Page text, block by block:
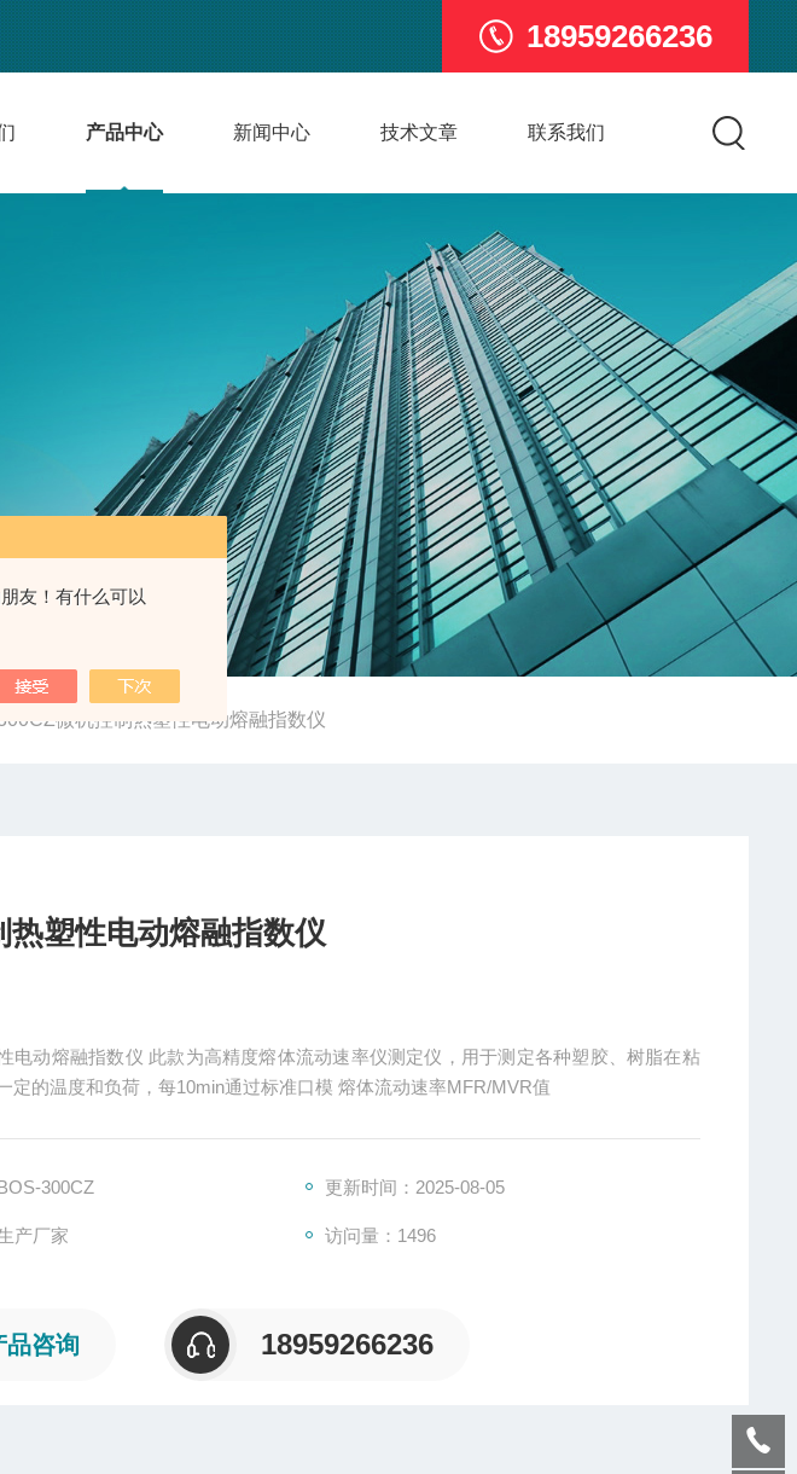
友！有什么可以
18959266236
产品中心 新闻中心 技术文章 联系我们
微机控制热塑性电动熔融指数仪
热塑性电动熔融指数仪
电动熔融指数仪 此款为高精度熔体流动速率仪测定仪，用于测定各种塑胶、树脂在粘
流状态时通过一定的温度和负荷，每10min通过标准口模 熔体流动速率MFR/MVR值
300CZ 更新时间：2025-08-05
产厂家 访问量：1496
品咨询 18959266236